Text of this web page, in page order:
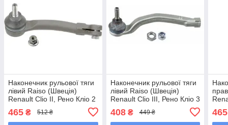
Наконечник рульової тяги
лівий Raiso (Швеція)
Renault Clio II, Рено Кліо 2
UASFHGF7
465 ₴ 512 ₴
Наконечник рульової тяги
лівий Raiso (Швеція)
Renault Clio III, Рено Кліо 3
UATEWRE7
408₴ 449 ₴ 465